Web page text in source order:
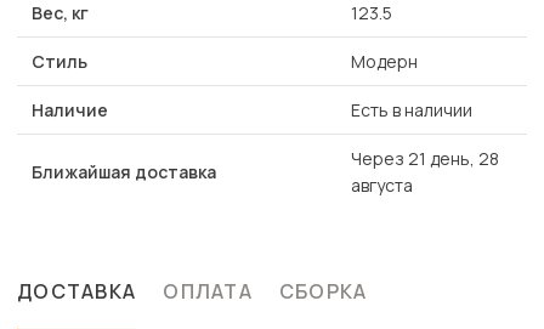
Вес, кг 123.5
Стиль Модерн
Наличие Есть в наличии
Ближайшая доставка
Через 21 день, 28
августа
ДОСТАВКА ОПЛАТА СБОРКА